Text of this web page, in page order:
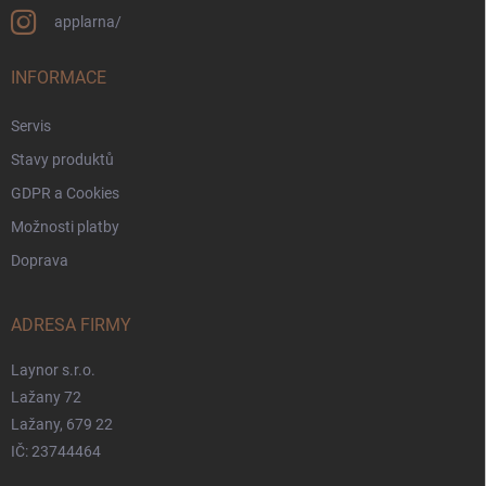
applarna/
INFORMACE
Servis
Stavy produktů
GDPR a Cookies
Možnosti platby
Doprava
ADRESA FIRMY
Laynor s.r.o.
Lažany 72
Lažany, 679 22
IČ: 23744464